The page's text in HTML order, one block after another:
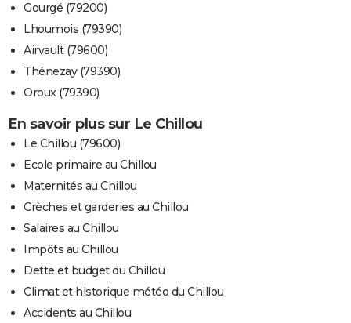
Gourgé (79200)
Lhoumois (79390)
Airvault (79600)
Thénezay (79390)
Oroux (79390)
En savoir plus sur Le Chillou
Le Chillou (79600)
Ecole primaire au Chillou
Maternités au Chillou
Crèches et garderies au Chillou
Salaires au Chillou
Impôts au Chillou
Dette et budget du Chillou
Climat et historique météo du Chillou
Accidents au Chillou